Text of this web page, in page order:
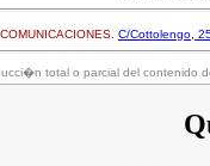
C/Cottolengo,
total o parcial del contenido